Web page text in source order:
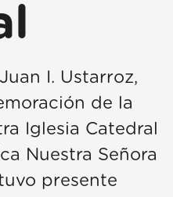
I. Ustarroz,
de la
Iglesia Catedral
Nuestra Señora
presente